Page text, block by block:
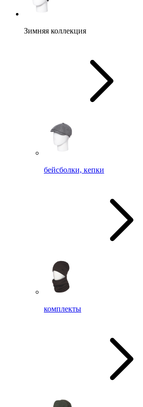
Зимняя коллекция
бейсболки, кепки
комплекты